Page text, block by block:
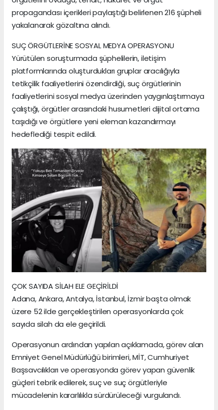
propagandası içerikleri paylaştığı belirlenen 216 şüpheli
yakalanarak gözaltına alındı.
SUÇ ÖRGÜTLERİNE SOSYAL MEDYA OPERASYONU
Yürütülen soruşturmada şüphelilerin, iletişim
platformlarında oluşturdukları gruplar aracılığıyla
tetikçilik faaliyetlerini özendirdiği, suç örgütlerinin
faaliyetlerini sosyal medya üzerinden yaygınlaştırmaya
çalıştığı, örgütler arasındaki husumetleri dijital ortama
taşıdığı ve örgütlere yeni eleman kazandırmayı
hedeflediği tespit edildi.
ÇOK SAYIDA SİLAH ELE GEÇİRİLDİ
Adana, Ankara, Antalya, İstanbul, İzmir başta olmak
üzere 52 ilde gerçekleştirilen operasyonlarda çok
sayıda silah da ele geçirildi.
Operasyonun ardından yapılan açıklamada, görev alan
Emniyet Genel Müdürlüğü birimleri, MİT, Cumhuriyet
Başsavcılıkları ve operasyonda görev yapan güvenlik
güçleri tebrik edilerek, suç ve suç örgütleriyle
mücadelenin kararlılıkla sürdürüleceği vurgulandı.